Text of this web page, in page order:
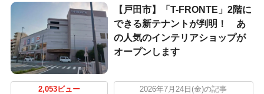
【戸田市】「T-FRONTE」2階に
できる新テナントが判明！ あ
の人気のインテリアショップが
オープンします
2,053ビュー 2026年7月24日(金)の記事